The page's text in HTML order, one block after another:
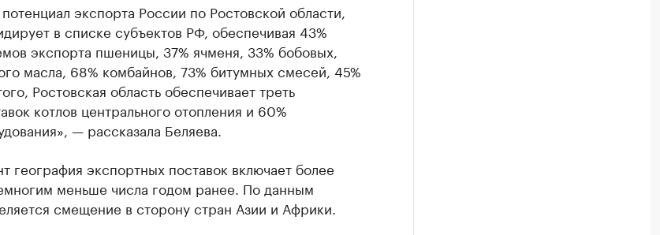
экспорта России по Ростовской области,
в списке субъектов РФ, обеспечивая 43%
экспорта пшеницы, 37% ячменя, 33% бобовых,
масла, 68% комбайнов, 73% битумных смесей, 45%
Ростовская область обеспечивает треть
котлов центрального отопления и 60%
— рассказала Беляева.
география экспортных поставок включает более
меньше числа годом ранее. По данным
смещение в сторону стран Азии и Африки.